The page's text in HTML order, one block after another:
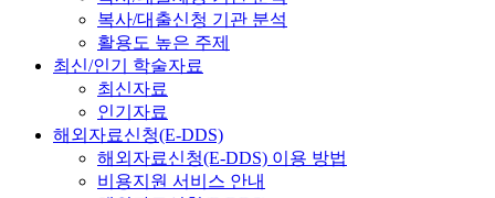
복사/대출신청 기관 분석
활용도 높은 주제
최신/인기 학술자료
최신자료
인기자료
해외자료신청(E-DDS)
해외자료신청(E-DDS) 이용 방법
비용지원 서비스 안내